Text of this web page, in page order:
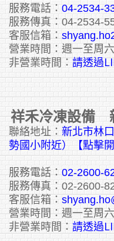
服務電話： 04-2534-
服務傳真：04-2534-
客服信箱：
營業時間：週一至周
非營業時間： 請透過
祥禾冷凍設備
聯絡地址： 新北市林
勢國小附近）【點擊開
服務電話： 02-2600-
服務傳真：02-2600-
客服信箱：
營業時間：週一至周
非營業時間： 請透過